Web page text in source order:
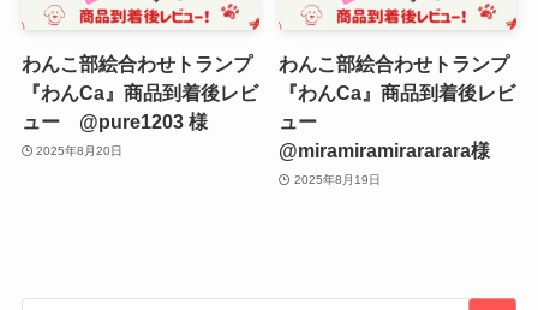
わんこ部絵合わせトランプ
『わんCa』商品到着後レビ
ュー @pure1203 様
2025年8月20日
わんこ部絵合わせトランプ
『わんCa』商品到着後レビ
ュー
@miramiramirararara様
2025年8月19日